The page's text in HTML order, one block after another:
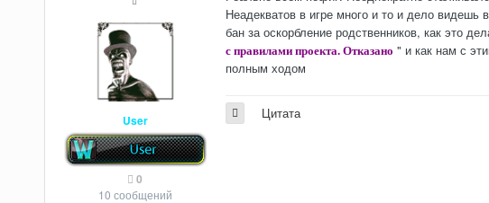
User
0
10 сообщений
Неадекватов в игре много и то и дело видешь
бан за оскорбление родственников, как это
с правилами проекта. Отказано " и как нам с
полным ходом
Цитата